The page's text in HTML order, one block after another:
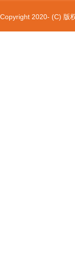
Copyright 2020- (C) 版